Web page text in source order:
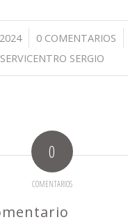
0 COMENTARIOS
/
SERVICENTRO SERGIO
0
COMENTARIOS